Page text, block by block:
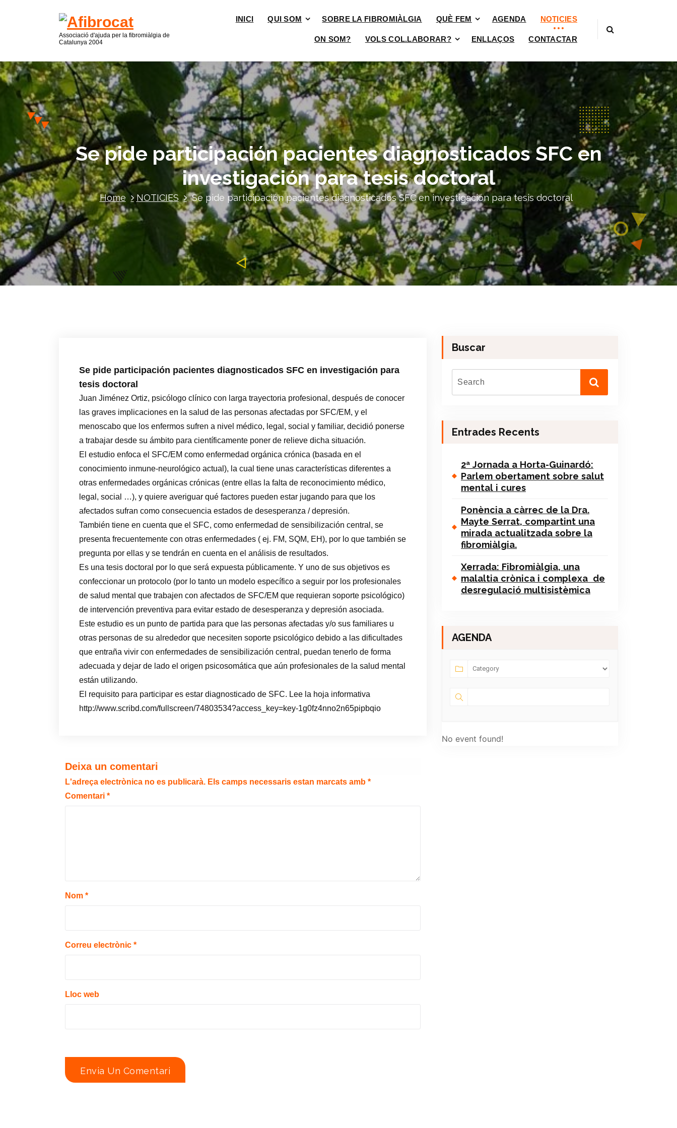
Associació d'ajuda per la fibromiàlgia de
Catalunya 2004
INICI QUI SOM SOBRE LA FIBROMIÀLGIA QUÈ FEM AGENDA NOTICIES
ON SOM? VOLS COL.LABORAR? ENLLAÇOS CONTACTAR
Se pide participación pacientes diagnosticados SFC en
investigación para tesis doctoral
Home NOTICIES Se pide participación pacientes diagnosticados SFC en investigación para tesis doctoral
Se pide participación pacientes diagnosticados SFC en investigación para
tesis doctoral
Juan Jiménez Ortiz, psicólogo clínico con larga trayectoria profesional, después de conocer
las graves implicaciones en la salud de las personas afectadas por SFC/EM, y el
menoscabo que los enfermos sufren a nivel médico, legal, social y familiar, decidió ponerse
a trabajar desde su ámbito para científicamente poner de relieve dicha situación.
El estudio enfoca el SFC/EM como enfermedad orgánica crónica (basada en el
conocimiento inmune-neurológico actual), la cual tiene unas características diferentes a
otras enfermedades orgánicas crónicas (entre ellas la falta de reconocimiento médico,
legal, social …), y quiere averiguar qué factores pueden estar jugando para que los
afectados sufran como consecuencia estados de desesperanza / depresión.
También tiene en cuenta que el SFC, como enfermedad de sensibilización central, se
presenta frecuentemente con otras enfermedades ( ej. FM, SQM, EH), por lo que también se
pregunta por ellas y se tendrán en cuenta en el análisis de resultados.
Es una tesis doctoral por lo que será expuesta públicamente. Y uno de sus objetivos es
confeccionar un protocolo (por lo tanto un modelo específico a seguir por los profesionales
de salud mental que trabajen con afectados de SFC/EM que requieran soporte psicológico)
de intervención preventiva para evitar estado de desesperanza y depresión asociada.
Este estudio es un punto de partida para que las personas afectadas y/o sus familiares u
otras personas de su alrededor que necesiten soporte psicológico debido a las dificultades
que entraña vivir con enfermedades de sensibilización central, puedan tenerlo de forma
adecuada y dejar de lado el origen psicosomática que aún profesionales de la salud mental
están utilizando.
El requisito para participar es estar diagnosticado de SFC. Lee la hoja informativa
http://www.scribd.com/fullscreen/74803534?access_key=key-1g0fz4nno2n65pipbqio
Deixa un comentari
L'adreça electrònica no es publicarà. Els camps necessaris estan marcats amb *
Comentari *
Nom *
Correu electrònic *
Lloc web
Buscar
Entrades Recents
2ª Jornada a Horta-Guinardó:
Parlem obertament sobre salut
mental i cures
Ponència a càrrec de la Dra.
Mayte Serrat, compartint una
mirada actualitzada sobre la
fibromiàlgia.
Xerrada: Fibromiàlgia, una
malaltia crònica i complexa de
desregulació multisistèmica
AGENDA
No event found!